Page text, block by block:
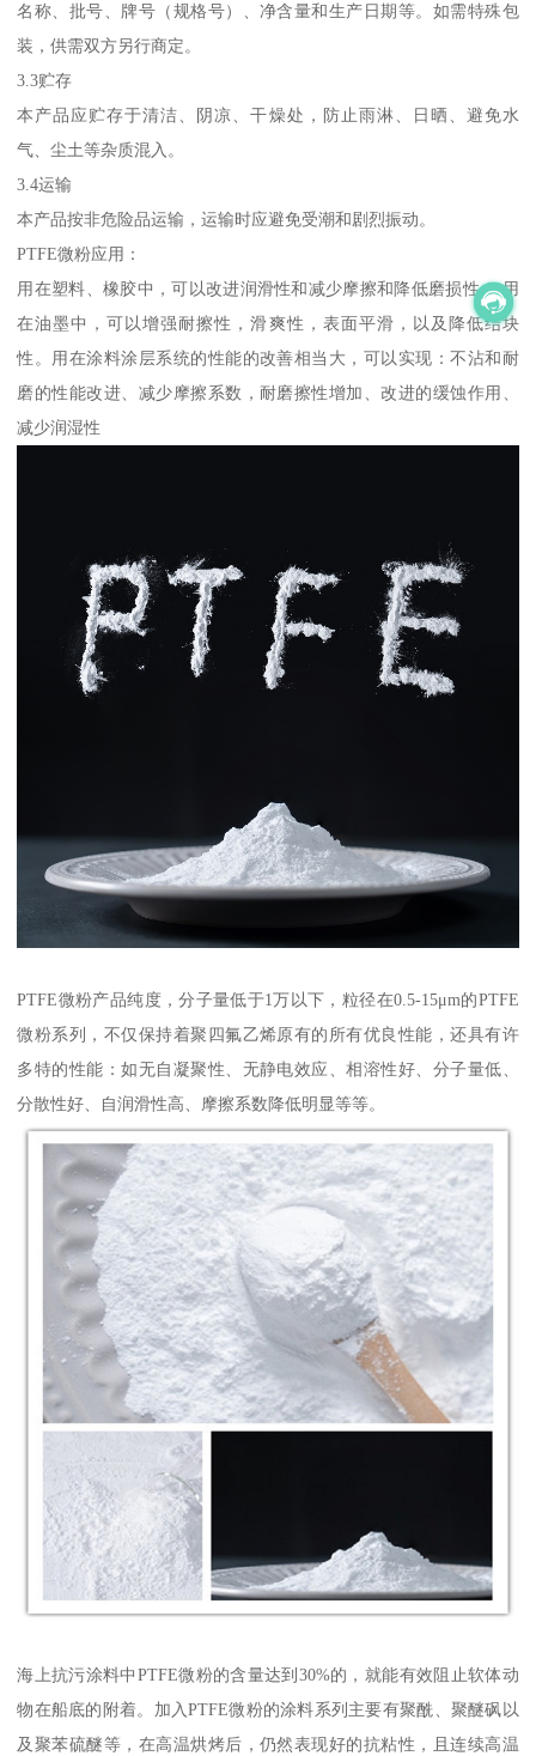
名称、批号、牌号（规格号）、净含量和生产日期等。如需特殊包
装，供需双方另行商定。
3.3贮存
本产品应贮存于清洁、阴凉、干燥处，防止雨淋、日晒、避免水
气、尘土等杂质混入。
3.4运输
本产品按非危险品运输，运输时应避免受潮和剧烈振动。
PTFE微粉应用：
用在塑料、橡胶中，可以改进润滑性和减少摩擦和降低磨损性。 用
在油墨中，可以增强耐擦性，滑爽性，表面平滑，以及降低结块
性。用在涂料涂层系统的性能的改善相当大，可以实现：不沾和耐
磨的性能改进、减少摩擦系数，耐磨擦性增加、改进的缓蚀作用、
减少润湿性
PTFE微粉产品纯度，分子量低于1万以下，粒径在0.5-15μm的PTFE
微粉系列，不仅保持着聚四氟乙烯原有的所有优良性能，还具有许
多特的性能：如无自凝聚性、无静电效应、相溶性好、分子量低、
分散性好、自润滑性高、摩擦系数降低明显等等。
海上抗污涂料中PTFE微粉的含量达到30%的，就能有效阻止软体动
物在船底的附着。加入PTFE微粉的涂料系列主要有聚酰、聚醚砜以
及聚苯硫醚等，在高温烘烤后，仍然表现好的抗粘性，且连续高温